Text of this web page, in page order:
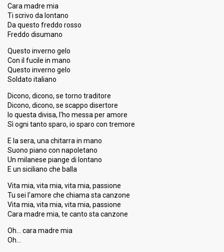
Cara madre mia
Ti scrivo da lontano
Da questo freddo rosso
Freddo disumano
Questo inverno gelo
Con il fucile in mano
Questo inverno gelo
Soldato italiano
Dicono, dicono, se torno traditore
Dicono, dicono, se scappo disertore
Io questa divisa, l'ho messa per amore
Sì ogni tanto sparo, io sparo con tremore
E la sera, una chitarra in mano
Suono piano con napoletano
Un milanese piange di lontano
E un siciliano che balla
Vita mia, vita mia, vita mia, passione
Tu sei l'amore che chiama sta canzone
Vita mia, vita mia, vita mia, passione
Cara madre mia, te canto sta canzone
Oh… cara madre mia
Oh…